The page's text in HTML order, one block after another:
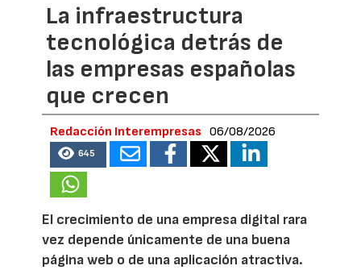
La infraestructura
tecnológica detrás de
las empresas españolas
que crecen
Redacción Interempresas 06/08/2026
645
El crecimiento de una empresa digital rara
vez depende únicamente de una buena
página web o de una aplicación atractiva.